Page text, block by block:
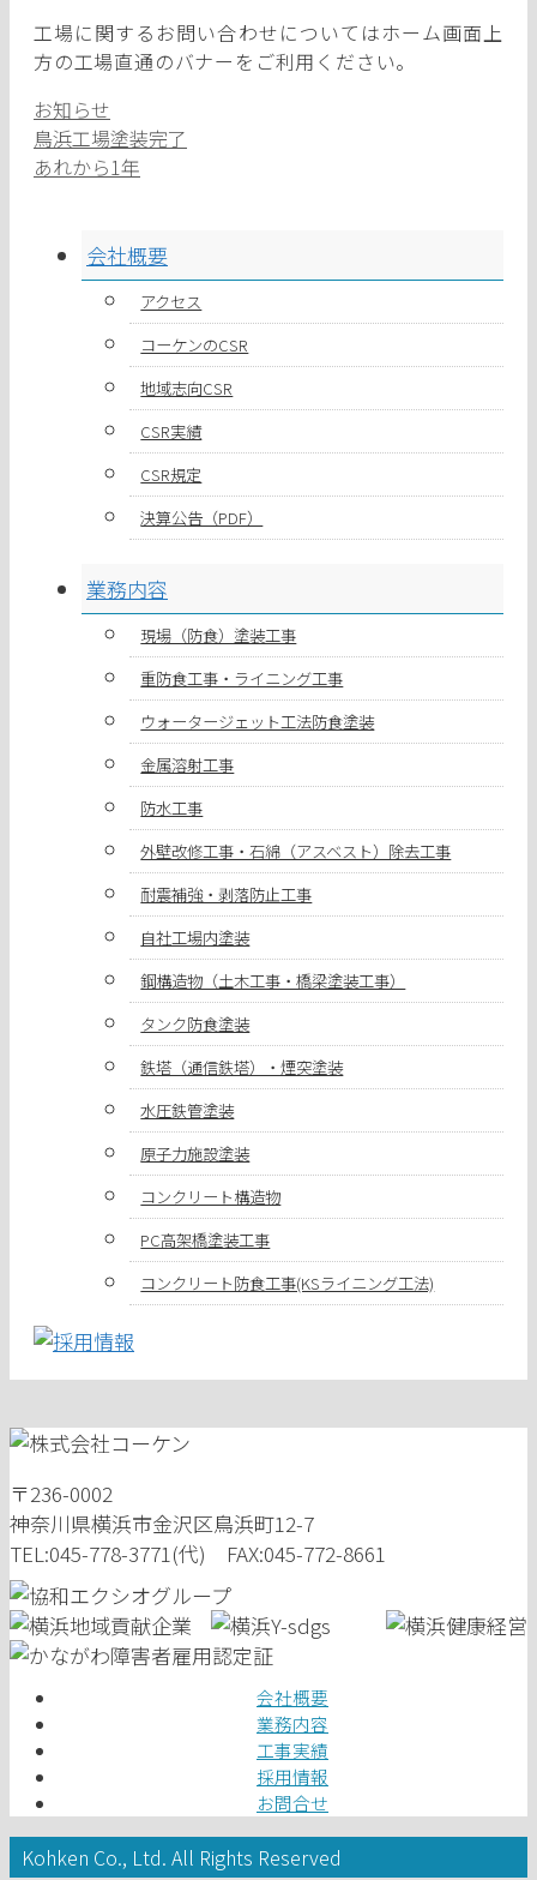
工場に関するお問い合わせについてはホーム画面上
方の工場直通のバナーをご利用ください。
カ
テ
ゴ
お知らせ
鳥浜工場塗装完了
あれから1年
会社概要
アクセス
コーケンのCSR
地域志向CSR
CSR実績
CSR規定
決算公告（PDF）
業務内容
現場（防食）塗装工事
重防食工事・ライニング工事
ウォータージェット工法防食塗装
金属溶射工事
防水工事
外壁改修工事・石綿（アスベスト）除去工事
耐震補強・剥落防止工事
自社工場内塗装
鋼構造物（土木工事・橋梁塗装工事）
タンク防食塗装
鉄塔（通信鉄塔）・煙突塗装
水圧鉄管塗装
原子力施設塗装
コンクリート構造物
PC高架橋塗装工事
コンクリート防食工事(KSライニング工法)
〒236-0002
神奈川県横浜市金沢区鳥浜町12-7
TEL:045-778-3771(代) FAX:045-772-8661
会社概要
業務内容
工事実績
採用情報
お問合せ
Kohken Co., Ltd. All Rights Reserved